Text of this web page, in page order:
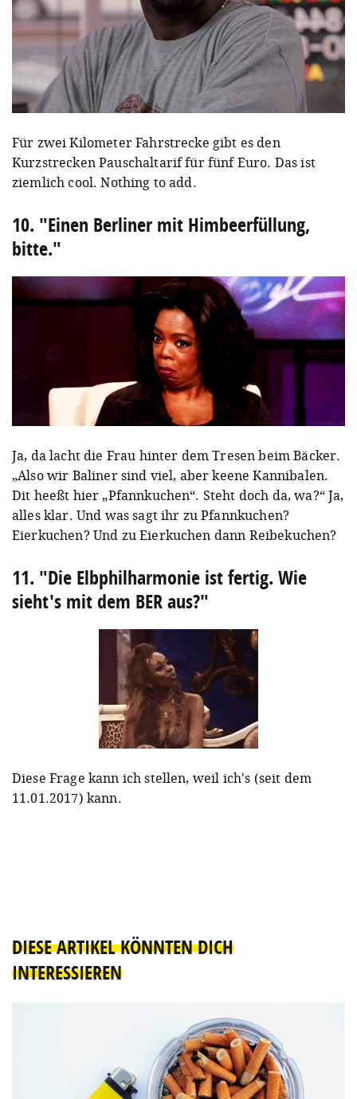
Für zwei Kilometer Fahrstrecke gibt es den
Kurzstrecken Pauschaltarif für fünf Euro. Das ist
ziemlich cool. Nothing to add.
10. "Einen Berliner mit Himbeerfüllung,
bitte."
Ja, da lacht die Frau hinter dem Tresen beim Bäcker.
„Also wir Baliner sind viel, aber keene Kannibalen.
Dit heeßt hier „Pfannkuchen“. Steht doch da, wa?“ Ja,
alles klar. Und was sagt ihr zu Pfannkuchen?
Eierkuchen? Und zu Eierkuchen dann Reibekuchen?
11. "Die Elbphilharmonie ist fertig. Wie
sieht's mit dem BER aus?"
Diese Frage kann ich stellen, weil ich's (seit dem
11.01.2017) kann.
DIESE ARTIKEL KÖNNTEN DICH
INTERESSIEREN